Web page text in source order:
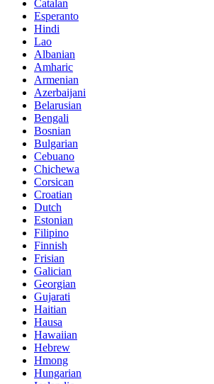
Catalan
Esperanto
Hindi
Lao
Albanian
Amharic
Armenian
Azerbaijani
Belarusian
Bengali
Bosnian
Bulgarian
Cebuano
Chichewa
Corsican
Croatian
Dutch
Estonian
Filipino
Finnish
Frisian
Galician
Georgian
Gujarati
Haitian
Hausa
Hawaiian
Hebrew
Hmong
Hungarian